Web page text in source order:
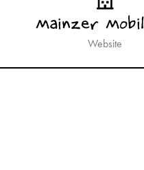
Mainzer
Website